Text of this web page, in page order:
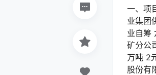
一、项
业集团
业自筹
矿分公
万吨 2
股份有